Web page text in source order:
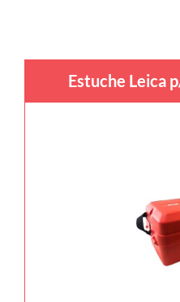
Estuche Leica